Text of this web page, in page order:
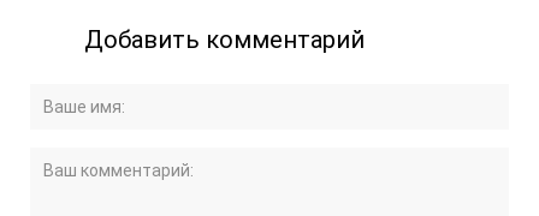
Добавить комментарий